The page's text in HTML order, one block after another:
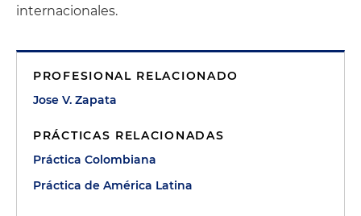
internacionales.
PROFESIONAL RELACIONADO
Jose V. Zapata
PRÁCTICAS RELACIONADAS
Práctica Colombiana
Práctica de América Latina